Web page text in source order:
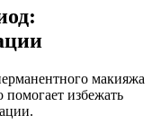
макияжа
избежать